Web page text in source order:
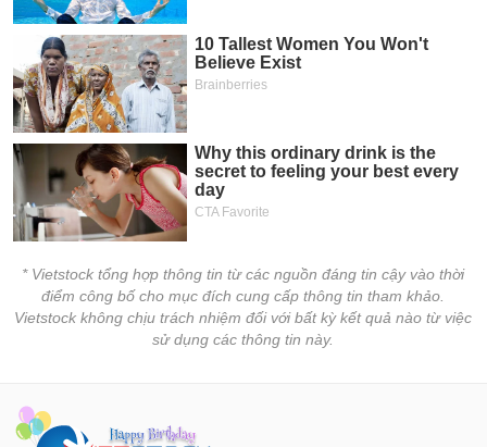
* Vietstock tổng hợp thông tin từ các nguồn đáng tin cậy vào thời
điểm công bố cho mục đích cung cấp thông tin tham khảo.
Vietstock không chịu trách nhiệm đối với bất kỳ kết quả nào từ việc
sử dụng các thông tin này.